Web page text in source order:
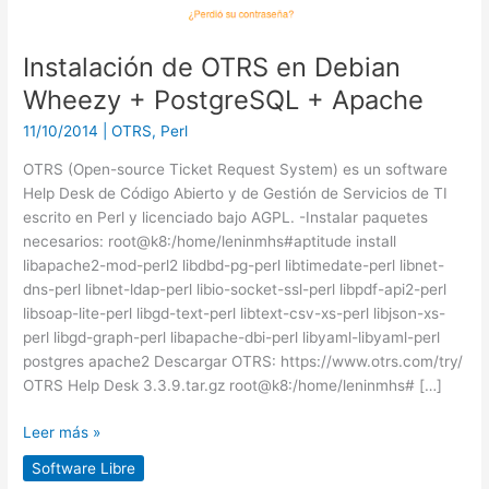
Instalación de OTRS en Debian
Wheezy + PostgreSQL + Apache
11/10/2014 |OTRS, Perl
OTRS (Open-source Ticket Request System) es un software
Help Desk de Código Abierto y de Gestión de Servicios de TI
escrito en Perl y licenciado bajo AGPL. -Instalar paquetes
necesarios: root@k8:/home/leninmhs#aptitude install
libapache2-mod-perl2 libdbd-pg-perl libtimedate-perl libnet-
dns-perl libnet-ldap-perl libio-socket-ssl-perl libpdf-api2-perl
libsoap-lite-perl libgd-text-perl libtext-csv-xs-perl libjson-xs-
perl libgd-graph-perl libapache-dbi-perl libyaml-libyaml-perl
postgres apache2 Descargar OTRS: https://www.otrs.com/try/
OTRS Help Desk 3.3.9.tar.gz root@k8:/home/leninmhs# […]
Leer más »
Software Libre